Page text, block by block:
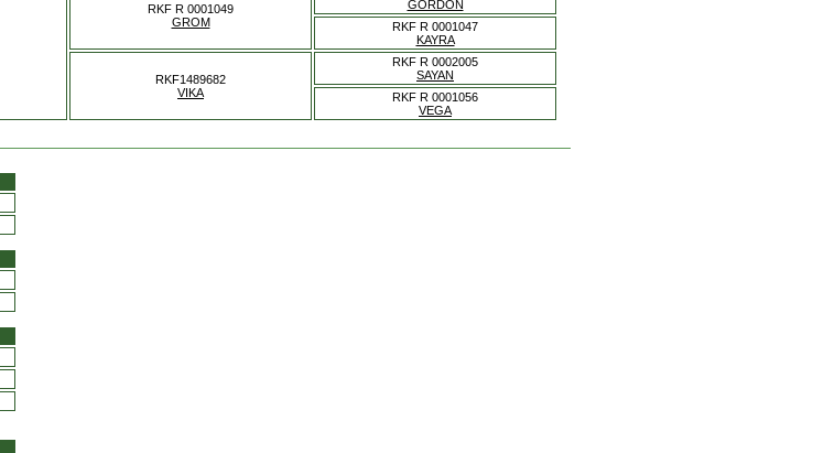
RKF R 0001049
GROM
GORDON
RKF R 0001047
KAYRA
RKF1489682
VIKA
RKF R 0002005
SAYAN
RKF R 0001056
VEGA